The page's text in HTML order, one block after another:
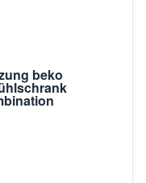
beko